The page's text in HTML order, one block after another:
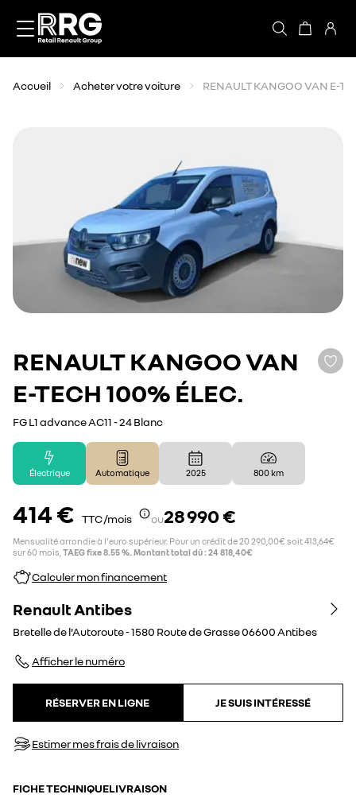
Accueil Acheter votre voiture RENAULT KANGOO VAN E-
RENAULTKANGOO VAN
E-TECH 100% ÉLEC.
FG L1 advance AC11 - 24 Blanc
Électrique Automatique 2025 800 km
414 € TTC /mois ou28 990 €
Mensualité arrondie à l'euro supérieur. Pour un crédit de 20 290,00€ soit 413,64€
sur 60 mois, TAEG fixe 8.55 %. Montant total dû : 24 818,40€
Calculer mon financement
Renault Antibes
Bretelle de l'Autoroute - 1580 Route de Grasse06600 Antibes
Afficher le numéro
RÉSERVER EN LIGNE JE SUIS INTÉRESSÉ
Estimer mes frais de livraison
FICHE TECHNIQUELIVRAISON